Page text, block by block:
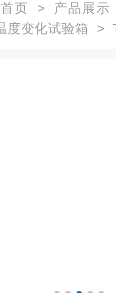
首页 > 产品展示
度变化试验箱 >